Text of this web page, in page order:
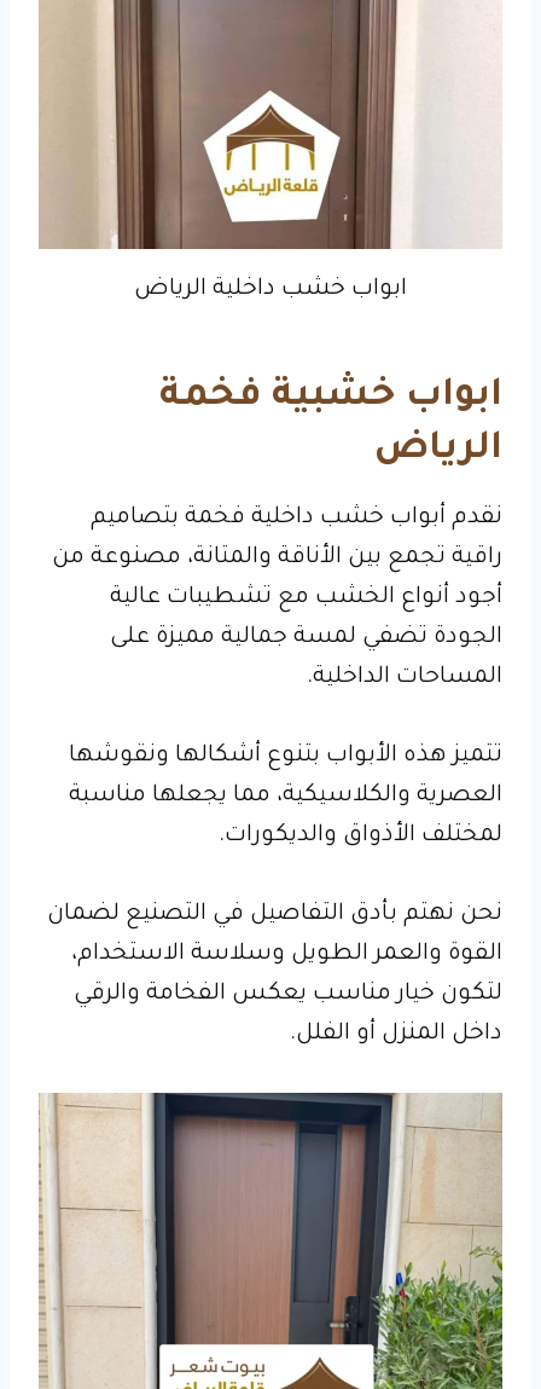
ابواب خشب داخلية الرياض
ابواب خشبية فخمة
الرياض
نقدم أبواب خشب داخلية فخمة بتصاميم
راقية تجمع بين الأناقة والمتانة، مصنوعة من
أجود أنواع الخشب مع تشطيبات عالية
الجودة تضفي لمسة جمالية مميزة على
المساحات الداخلية.
تتميز هذه الأبواب بتنوع أشكالها ونقوشها
العصرية والكلاسيكية، مما يجعلها مناسبة
لمختلف الأذواق والديكورات.
نحن نهتم بأدق التفاصيل في التصنيع لضمان
القوة والعمر الطويل وسلاسة الاستخدام،
لتكون خيار مناسب يعكس الفخامة والرقي
داخل المنزل أو الفلل.